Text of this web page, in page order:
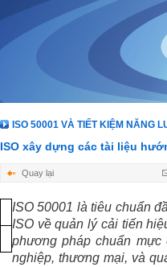
ISO 50001 VÀ TIẾT KIỆM NĂNG
ISO xây dựng các tài liệu
Quay lại
ISO 50001 là tiêu chuẩn
ISO về quản lý cải tiến
phương pháp chuẩn mực
nghiệp, thương mại, và